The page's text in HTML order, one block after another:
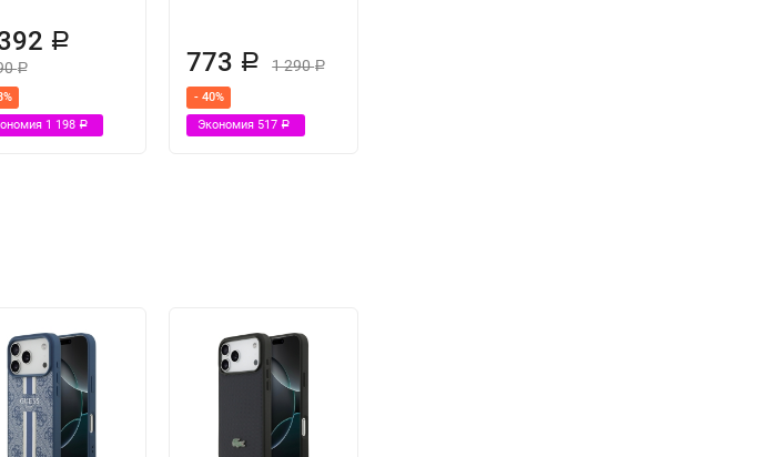
Р
Р
1 198Р
773 Р 1 290Р
- 40%
Экономия 517Р